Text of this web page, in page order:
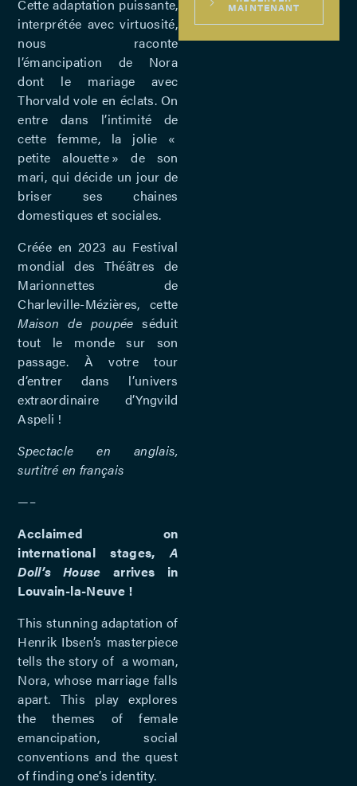
Cette adaptation puissante,
interprétée avec virtuosité,
nous raconte
l’émancipation de Nora
dont le mariage avec
Thorvald vole en éclats. On
entre dans l’intimité de
cette femme, la jolie «
petite alouette » de son
mari, qui décide un jour de
briser ses chaines
domestiques et sociales.
Créée en 2023 au Festival
mondial des Théâtres de
Marionnettes de
Charleville-Mézières, cette
Maison de poupéeséduit
tout le monde sur son
passage. À votre tour
d’entrer dans l’univers
extraordinaire d’Yngvild
Aspeli !
Spectacle en anglais,
surtitré en français
—–
Acclaimed on
international stages,A
Doll’s House arrives in
Louvain-la-Neuve !
This stunning adaptation of
Henrik Ibsen’s masterpiece
tells the story of a woman,
Nora, whose marriage falls
apart. This play explores
the themes of female
emancipation, social
conventions and the quest
of finding one’s identity.
MAINTENANT